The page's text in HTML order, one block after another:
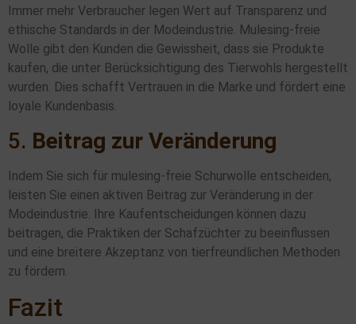
Immer mehr Verbraucher legen Wert auf Transparenz und
ethische Standards in der Modeindustrie. Mulesing-freie
Wolle gibt den Kunden die Gewissheit, dass sie Produkte
kaufen, die unter Berücksichtigung des Tierwohls hergestellt
wurden. Dies schafft Vertrauen in die Marke und fördert eine
loyale Kundenbasis.
5. Beitrag zur Veränderung
Indem Sie sich für mulesing-freie Schurwolle entscheiden,
leisten Sie einen aktiven Beitrag zur Veränderung in der
Modeindustrie. Ihre Kaufentscheidungen können dazu
beitragen, die Praktiken der Schafzüchter zu beeinflussen
und eine breitere Akzeptanz von tierfreundlichen Methoden
zu fördern.
Fazit